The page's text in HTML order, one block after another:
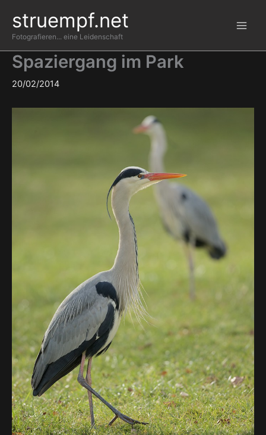
Inhalt
springen
struempf.net
Fotografieren... eine Leidenschaft
Spaziergang im Park
20/02/2014